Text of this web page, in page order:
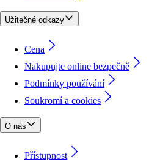
Užitečné odkazy
Cena
Nakupujte online bezpečně
Podmínky používání
Soukromí a cookies
O nás
Přístupnost